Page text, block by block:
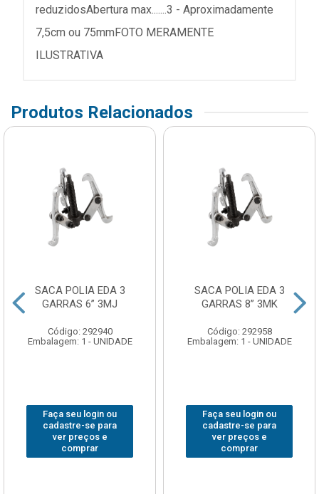
reduzidosAbertura max.......3 - Aproximadamente
7,5cm ou 75mmFOTO MERAMENTE
ILUSTRATIVA
Produtos Relacionados
SACA POLIA EDA 3
GARRAS 6” 3MJ
Código: 292940
Embalagem: 1 - UNIDADE
Faça seu login ou
cadastre-se para
ver preços e
comprar
SACA POLIA EDA 3
GARRAS 8” 3MK
Código: 292958
Embalagem: 1 - UNIDADE
Faça seu login ou
cadastre-se para
ver preços e
comprar